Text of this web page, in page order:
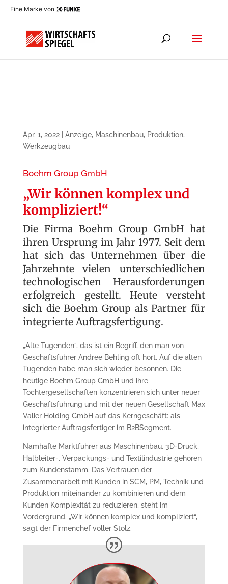
Eine Marke von
Apr. 1, 2022| Anzeige, Maschinenbau, Produktion,
Werkzeugbau
Boehm Group GmbH
„Wir können komplex und
kompliziert!“
Die Firma Boehm Group GmbH hat
ihren Ursprung im Jahr 1977. Seit dem
hat sich das Unternehmen über die
Jahrzehnte vielen unterschiedlichen
technologischen Herausforderungen
erfolgreich gestellt. Heute versteht
sich die Boehm Group als Partner für
integrierte Auftragsfertigung.
„Alte Tugenden“, das ist ein Begriff, den man von
Geschäftsführer Andree Behling oft hört. Auf die alten
Tugenden habe man sich wieder besonnen. Die
heutige Boehm Group GmbH und ihre
Tochtergesellschaften konzentrieren sich unter neuer
Geschäftsführung und mit der neuen Gesellschaft Max
Valier Holding GmbH auf das Kerngeschäft: als
integrierter Auftragsfertiger im B2BSegment.
Namhafte Marktführer aus Maschinenbau, 3D-Druck,
Halbleiter-, Verpackungs- und Textilindustrie gehören
zum Kundenstamm. Das Vertrauen der
Zusammenarbeit mit Kunden in SCM, PM, Technik und
Produktion miteinander zu kombinieren und dem
Kunden Komplexität zu reduzieren, steht im
Vordergrund. „Wir können komplex und kompliziert“,
sagt der Firmenchef voller Stolz.